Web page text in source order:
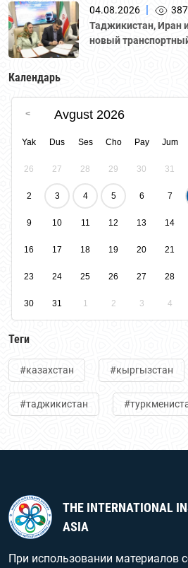
Национальной
Казахстана
04.08.2026
387
Таджикистан, Иран
новый
Календарь
Avgust 2026
Yak Dus Ses Cho Pay Jum
26 27 28 29 30 31
2 3 4 5 6 7
9 10 11 12 13 14
16 17 18 19 20 21
23 24 25 26 27 28
30 31 1 2 3 4
Теги
#казахстан #кыргызстан
#таджикистан
THE INTERNATIONAL
ASIA
При использовании материалов